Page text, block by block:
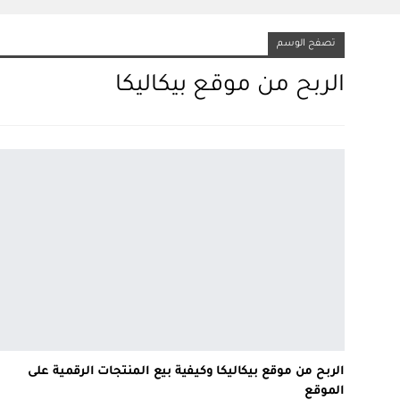
تصفح الوسم
الربح من موقع بيكاليكا
الربح من موقع بيكاليكا وكيفية بيع المنتجات الرقمية على
الموقع